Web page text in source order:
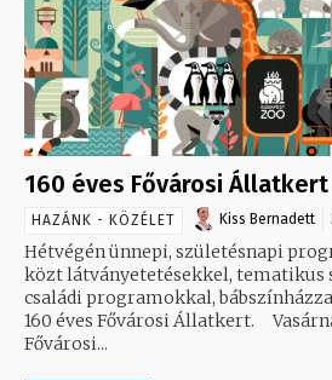
160 éves Fővárosi Állatkert
HAZÁNK - KÖZÉLET Kiss Bernadett
Hétvégén ünnepi, születésnapi
közt látványetetésekkel, tematikus
családi programokkal,
160 éves Fővárosi Állatkert. Vasárnap lesz 160 éve, hogy a
Fővárosi...